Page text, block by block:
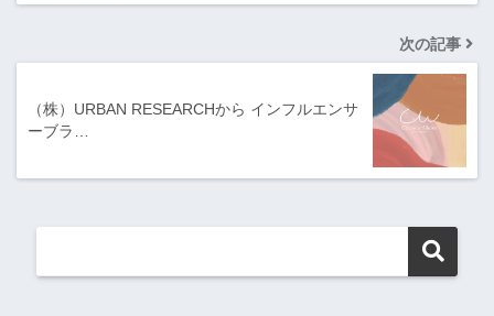
次の記事
​（株）URBAN RESEARCHから インフルエンサ
ーブラ…